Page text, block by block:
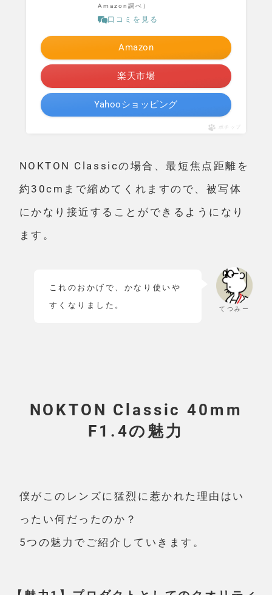
Amazon調べ）
口コミを見る
Amazon
楽天市場
Yahooショッピング
ポチップ
NOKTON Classicの場合、最短焦点距離を
約30cmまで縮めてくれますので、被写体
にかなり接近することができるようになり
ます。
てつみー
これのおかげで、かなり使いや
すくなりました。
NOKTON Classic 40mm
F1.4の魅力
僕がこのレンズに猛烈に惹かれた理由はい
ったい何だったのか？
5つの魅力でご紹介 していきます。